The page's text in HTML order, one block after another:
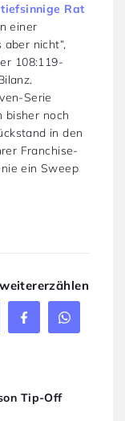
Rat
einer
nicht“,
108:119-
Serie
bisher noch
in den
Franchise-
ein Sweep
Tip-Off